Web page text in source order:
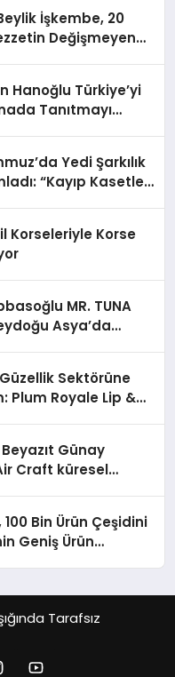
İşkembe, 20
Değişmeyen
Hanoğlu Türkiye’yi
Tanıtmayı
Yedi Şarkılık
“Kayıp Kasetler
Korseleriyle Korse
MR. TUNA
Asya’da
Sektörüne
Plum Royale Lip &
Beyazıt Günay
Craft küresel
Bin Ürün Çeşidini
Geniş Ürün
Tarafsız